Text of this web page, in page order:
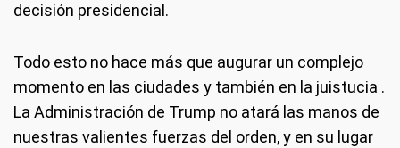
decisión presidencial.
Todo esto no hace más que augurar un complejo
momento en las ciudades y también en la juistucia .
La Administración de Trump no atará las manos de
nuestras valientes fuerzas del orden, y en su lugar